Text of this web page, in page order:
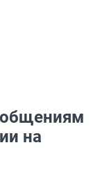
на